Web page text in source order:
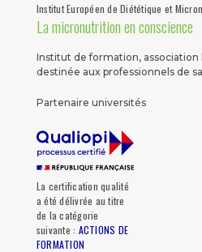
Institut Européen de Diététique et
La micronutrition en conscience
Institut de formation, association
destinée aux professionnels de
Partenaire universités
La certification qualité
a été délivrée au titre
de la catégorie
suivante : ACTIONS DE
FORMATION